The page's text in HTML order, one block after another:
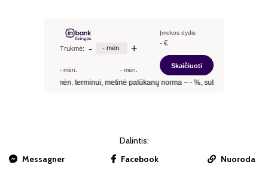
Dalintis:
Messagner
Facebook Nuoroda